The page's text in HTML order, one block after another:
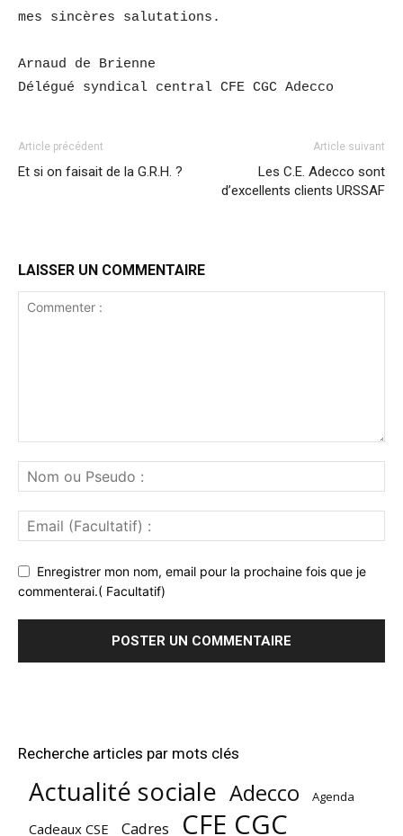
mes sincères salutations.
Arnaud de Brienne
Délégué syndical central CFE CGC Adecco
Article précédent
Et si on faisait de la G.R.H. ?
Article suivant
Les C.E. Adecco sont
d’excellents clients URSSAF
LAISSER UN COMMENTAIRE
Enregistrer mon nom, email pour la prochaine fois que je
commenterai.( Facultatif)
Recherche articles par mots clés
Actualité sociale Adecco Agenda
Cadeaux CSE Cadres CFE CGC